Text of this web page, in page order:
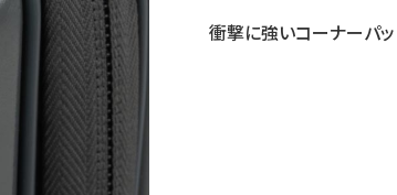
衝撃に強いコーナーパッ